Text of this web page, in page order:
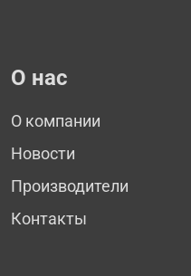
О нас
О компании
Новости
Производители
Контакты